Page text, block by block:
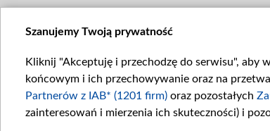
Szanujemy Twoją prywatność
Kliknij "Akceptuję i przechodzę do serwisu", aby
końcowym i ich przechowywanie oraz na
Partnerów z IAB* (1201 firm) oraz pozostałych
zainteresowań i mierzenia ich skuteczności) i